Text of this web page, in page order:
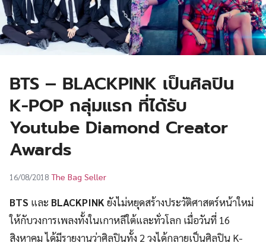
BTS – BLACKPINK เป็นศิลปิน
K-POP กลุ่มแรก ที่ได้รับ
Youtube Diamond Creator
Awards
16/08/2018 The Bag Seller
BTS และ BLACKPINK ยังไม่หยุดสร้างประวัติศาสตร์หน้าใหม่
ให้กับวงการเพลงทั้งในเกาหลีใต้และทั่วโลก เมื่อวันที่ 16
สิงหาคม ได้มีรายงานว่าศิลปินทั้ง 2 วงได้กลายเป็นศิลปิน K-